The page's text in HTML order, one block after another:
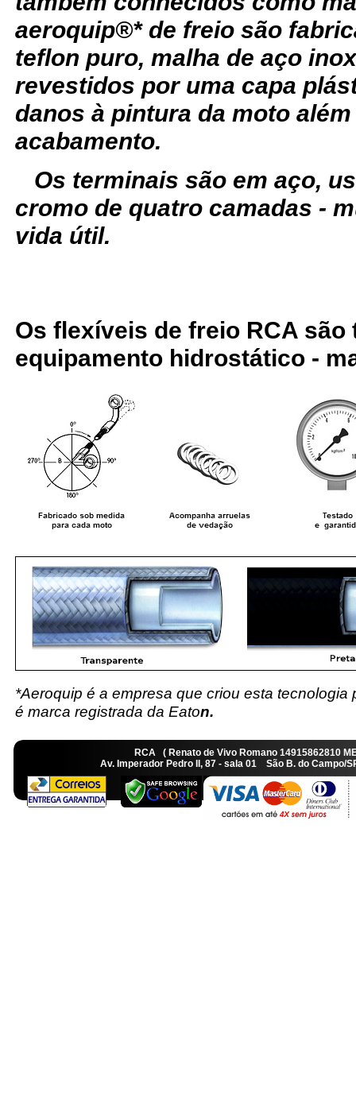
aeroquip®* de freio são
teflon puro, malha de aço
revestidos por uma capa
danos à pintura da moto
acabamento.
Os terminais são em aço,
cromo de quatro camadas -
vida útil.
Os flexíveis de freio RCA são
equipamento hidrostático -
*Aeroquip é a empresa que criou esta
é marca registrada da Eaton.
RCA ( Renato de Vivo Romano
Av. Imperador Pedro II, 87 - sala 01 São B. do